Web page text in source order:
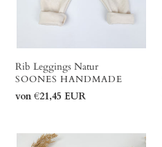
Rib Leggings Natur
VERKÄUFER
SOONES HANDMADE
Normaler
von €21,45 EUR